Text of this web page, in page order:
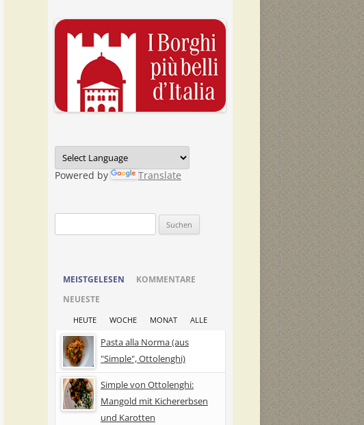
Powered by Translate
nach:
MEISTGELESEN
KOMMENTARE
NEUESTE
HEUTE WOCHE MONAT ALLE
Pasta alla Norma (aus
"Simple", Ottolenghi)
Simple von Ottolenghi:
Mangold mit Kichererbsen
und Karotten